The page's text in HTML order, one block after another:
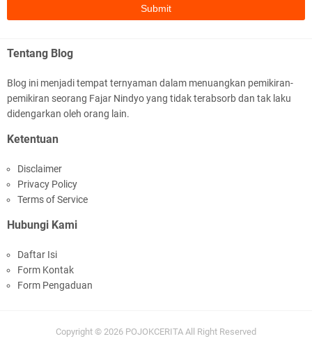
Tentang Blog
Blog ini menjadi tempat ternyaman dalam menuangkan pemikiran-
pemikiran seorang Fajar Nindyo yang tidak terabsorb dan tak laku
didengarkan oleh orang lain.
Ketentuan
Disclaimer
Privacy Policy
Terms of Service
Hubungi Kami
Daftar Isi
Form Kontak
Form Pengaduan
Copyright © 2026 POJOKCERITA All Right Reserved